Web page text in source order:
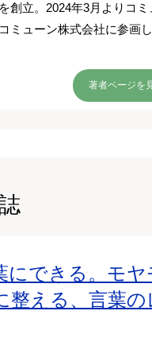
創立。2024年3月よりコミ
ミューン株式会社に参画
著者ページを
にできる。モヤ
整える、言葉の